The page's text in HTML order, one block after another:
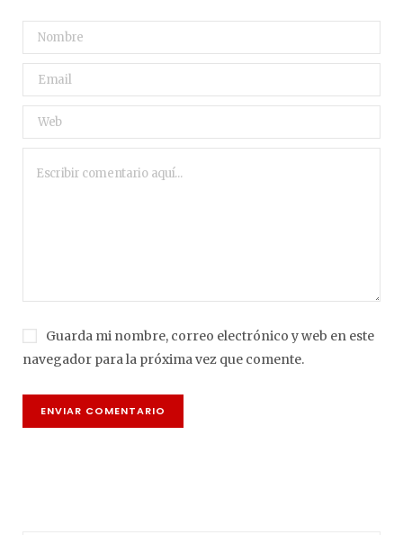
Guarda mi nombre, correo electrónico y web en este
navegador para la próxima vez que comente.